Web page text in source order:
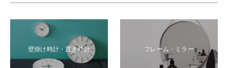
壁掛け時計・置き時計 フレーム・ミラー